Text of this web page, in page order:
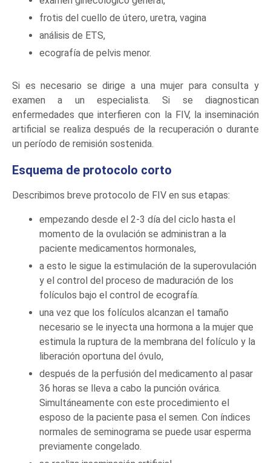
frotis del cuello de útero, uretra, vagina
análisis de ETS,
ecografía de pelvis menor.
Si es necesario se dirige a una mujer para consulta y
examen a un especialista. Si se diagnostican
enfermedades que interfieren con la FIV, la inseminación
artificial se realiza después de la recuperación o durante
un período de remisión sostenida.
Esquema de protocolo corto
Describimos breve protocolo de FIV en sus etapas:
empezando desde el 2-3 día del ciclo hasta el
momento de la ovulación se administran a la
paciente medicamentos hormonales,
a esto le sigue la estimulación de la superovulación
y el control del proceso de maduración de los
folículos bajo el control de ecografía.
una vez que los folículos alcanzan el tamaño
necesario se le inyecta una hormona a la mujer que
estimula la ruptura de la membrana del folículo y la
liberación oportuna del óvulo,
después de la perfusión del medicamento al pasar
36 horas se lleva a cabo la punción ovárica.
Simultáneamente con este procedimiento el
esposo de la paciente pasa el semen. Con índices
normales de seminograma se puede usar esperma
previamente congelado.